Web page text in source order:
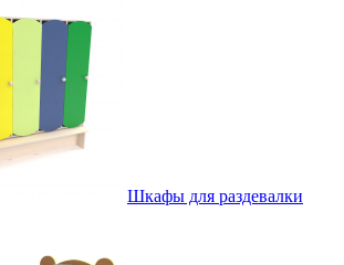
Шкафы для раздевалки